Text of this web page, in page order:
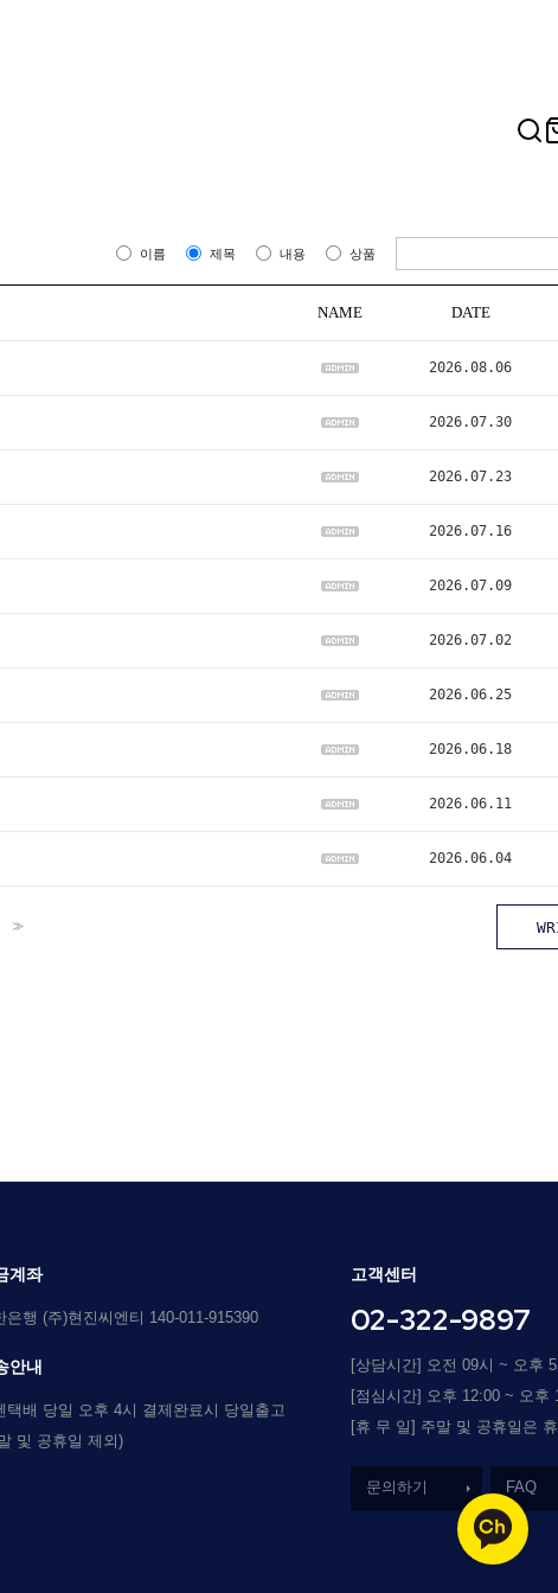
이름 제목 내용 상품
NAME DATE
2026.08.06
2026.07.30
2026.07.23
2026.07.16
2026.07.09
2026.07.02
2026.06.25
2026.06.18
2026.06.11
2026.06.04
>>
계좌
은행 (주)현진씨엔티 140-011-915390
안내
택배 당일 오후 4시 결제완료시 당일출고
및 공휴일 제외)
고객센터
02-322-9897
[상담시간] 오전 09시 ~ 오후
[점심시간] 오후 12:00 ~ 오후
[휴 무 일] 주말 및 공휴일은
문의하기 FAQ